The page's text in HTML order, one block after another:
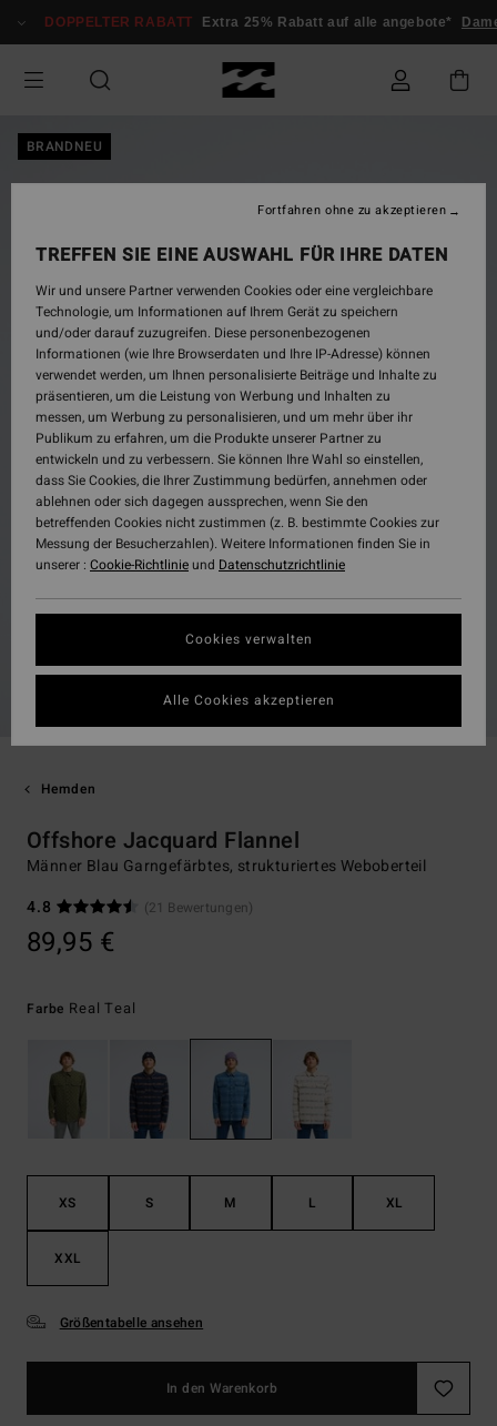
zur
springen
DOPPELTER RABATT Extra 25% Rabatt auf alle angebote*
BRANDNEU
Hemden
Offshore Jacquard Flannel
Männer Blau Garngefärbtes, strukturiertes Weboberteil
4.8
(21 Bewertungen)
89,95 €
Farbe Real Teal
XS S M L XL
XXL
Größentabelle ansehen
In den Warenkorb
TREFFEN SIE EINE AUSWAHL FÜR IHRE DATEN
Wir und unsere Partner verwenden Cookies oder eine vergleichbare
Technologie, um Informationen auf Ihrem Gerät zu speichern
und/oder darauf zuzugreifen. Diese personenbezogenen
Informationen (wie Ihre Browserdaten und Ihre IP-Adresse) können
verwendet werden, um Ihnen personalisierte Beiträge und Inhalte zu
präsentieren, um die Leistung von Werbung und Inhalten zu
messen, um Werbung zu personalisieren, und um mehr über ihr
Publikum zu erfahren, um die Produkte unserer Partner zu
entwickeln und zu verbessern. Sie können Ihre Wahl so einstellen,
dass Sie Cookies, die Ihrer Zustimmung bedürfen, annehmen oder
ablehnen oder sich dagegen aussprechen, wenn Sie den
betreffenden Cookies nicht zustimmen (z. B. bestimmte Cookies zur
Messung der Besucherzahlen). Weitere Informationen finden Sie in
unserer : Cookie-Richtlinieund Datenschutzrichtlinie
Cookies verwalten
Fortfahren ohne zu akzeptieren
Alle Cookies akzeptieren